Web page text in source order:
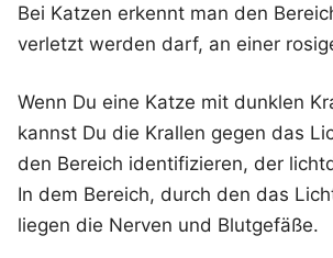
Bei Katzen erkennt man den
verletzt werden darf, an einer
Wenn Du eine Katze mit dunklen
kannst Du die Krallen gegen das
den Bereich identifizieren, der
In dem Bereich, durch den das
liegen die Nerven und Blutgefäße.